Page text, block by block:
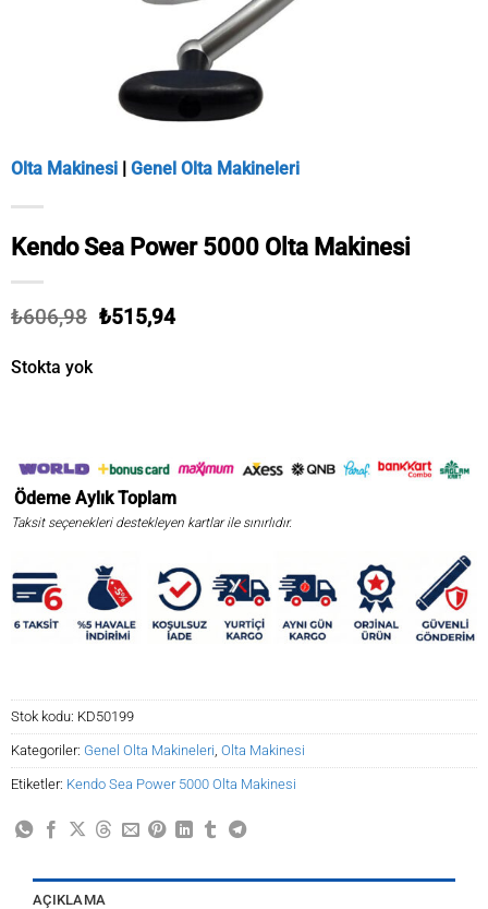
Olta Makinesi | Genel Olta Makineleri
Kendo Sea Power 5000 Olta Makinesi
₺606,98 Orijinal
₺515,94Şu
Stokta yok
Ödeme Aylık Toplam
Taksit seçenekleri destekleyen kartlar ile sınırlıdır.
Stok kodu: KD50199
Kategoriler: Genel Olta Makineleri, Olta Makinesi
Etiketler: Kendo Sea Power 5000 Olta Makinesi
AÇIKLAMA